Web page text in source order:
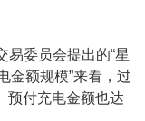
委员会提出的“星
金额规模”来看，过
预付充电金额也达